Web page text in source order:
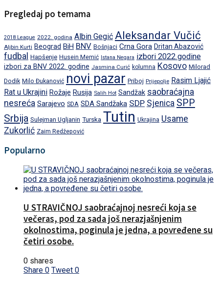
Pregledaj po temama
2018 League 2022. godina Albin Gegić Aleksandar Vučić
Aljbin Kurti Beograd BiH BNV Bošnjaci Crna Gora Dritan Abazović
fudbal Hapšenje Husein Memić Istana Negara izbori 2022.godine
izbori za BNV 2022. godine Jasmina Curić kolumna Kosovo Milorad
Dodik Milo Đukanović novi pazar Priboj Prijepolje Rasim Ljajić
Rat u Ukrajini Rožaje Rusija Salih Hot Sandžak saobraćajna
nesreća Sarajevo SDA SDA Sandžaka SDP Sjenica SPP
Srbija Sulejman Ugljanin Turska Tutin Ukrajina Usame
Zukorlić Zaim Redžepović
Popularno
U STRAVIČNOJ saobraćajnoj nesreći koja se
večeras, pod za sada još nerazjašnjenim
okolnostima, poginula je jedna, a povređene su
četiri osobe.
0 shares
Share 0 Tweet 0